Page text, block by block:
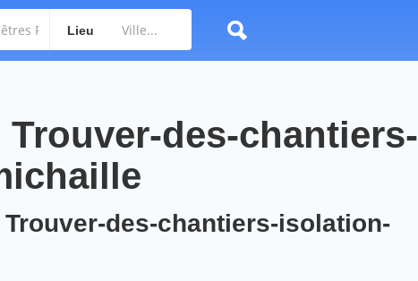
Lieu
des-chantiers-
des-chantiers-isolation-